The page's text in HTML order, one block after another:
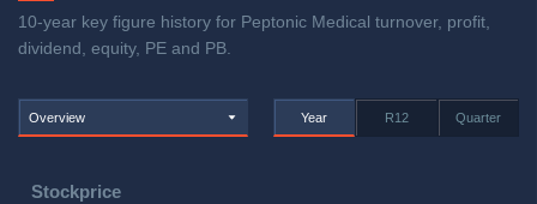
10-year key figure history for Peptonic Medical turnover, profit,
dividend, equity, PE and PB.
Overview Year R12 Quarter
Stockprice